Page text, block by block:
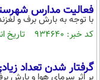
فعالیت مدارس
با توجه به بارش برف و
کد خبر: ۹۳۴۶۴۰ تاریخ انتشار : ۱۴۰۲/۱۰/۲۲
گرفتار شدن تعداد